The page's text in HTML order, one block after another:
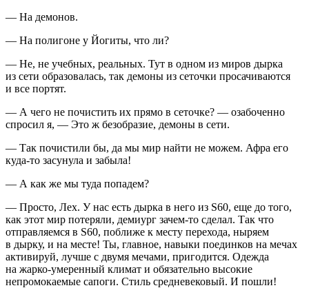
— На демонов.
— На полигоне у Йогиты, что ли?
— Не, не учебных, реальных. Тут в одном из миров дырка
из сети образовалась, так демоны из сеточки просачиваются
и все портят.
— А чего не почистить их прямо в сеточке? — озабоченно
спросил я, — Это ж безобразие, демоны в сети.
— Так почистили бы, да мы мир найти не можем. Афра его
куда-то засунула и забыла!
— А как же мы туда попадем?
— Просто, Лех. У нас есть дырка в него из S60, еще до того,
как этот мир потеряли, демиург зачем-то сделал. Так что
отправляемся в S60, поближе к месту перехода, ныряем
в дырку, и на месте! Ты, главное, навыки поединков на мечах
активируй, лучше с двумя мечами, пригодится. Одежда
на жарко-умеренный климат и обязательно высокие
непромокаемые сапоги. Стиль средневековый. И пошли!